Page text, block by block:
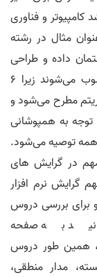
کامپیوتر و فناوری
مثال در رشته
داده و طراحی
الگوریتم از مهمترین دروس کنکور ارشد محسوب می‌شوند زیرا 6
طراحی الگوریتم مطرح می‌شود و
4 می‌باشند و با توجه به همپوشانی
همه توصیه می‌شود.
در گرایش های
گرایش نرم افزار
و برای بررسی دروس
به صفحه
همین طور دروس
مدار منطقی،